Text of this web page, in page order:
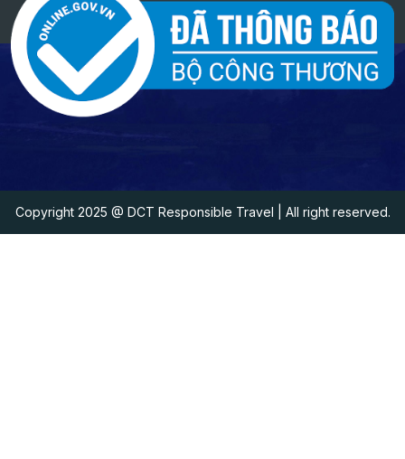
Copyright 2025 @ DCT Responsible Travel | All right reserved.